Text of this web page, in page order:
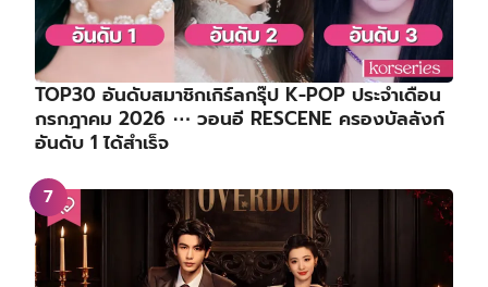
TOP30 อันดับสมาชิกเกิร์ลกรุ๊ป K-POP ประจำเดือน
กรกฎาคม 2026 ⋯ วอนอี RESCENE ครองบัลลังก์
อันดับ 1 ได้สำเร็จ